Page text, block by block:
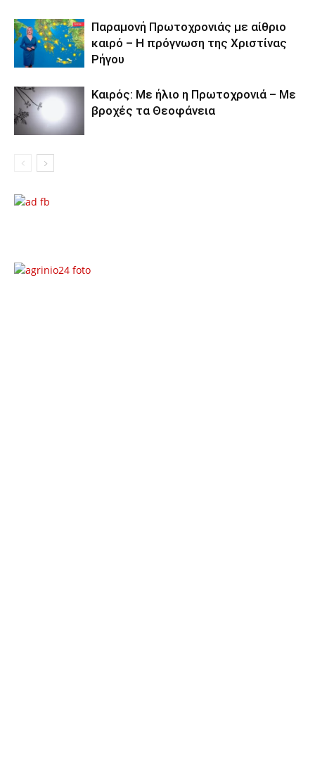
Παραμονή Πρωτοχρονιάς με αίθριο
καιρό – Η πρόγνωση της Χριστίνας
Ρήγου
Καιρός: Με ήλιο η Πρωτοχρονιά – Με
βροχές τα Θεοφάνεια